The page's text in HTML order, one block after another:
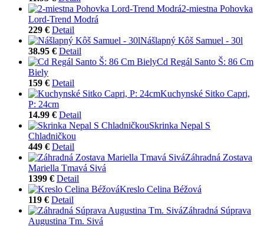
2-miestna Pohovka
Lord-Trend Modrá
229 € Detail
Nášlapný Kôš Samuel - 30l
38.95 € Detail
Cd Regál Santo Š: 86 Cm
Biely
159 € Detail
Kuchynské Sitko Capri,
P: 24cm
14.99 € Detail
Skrinka Nepal S
Chladničkou
449 € Detail
Záhradná Zostava
Mariella Tmavá Sivá
1399 € Detail
Kreslo Celina Béžová
119 € Detail
Záhradná Súprava
Augustina Tm. Sivá